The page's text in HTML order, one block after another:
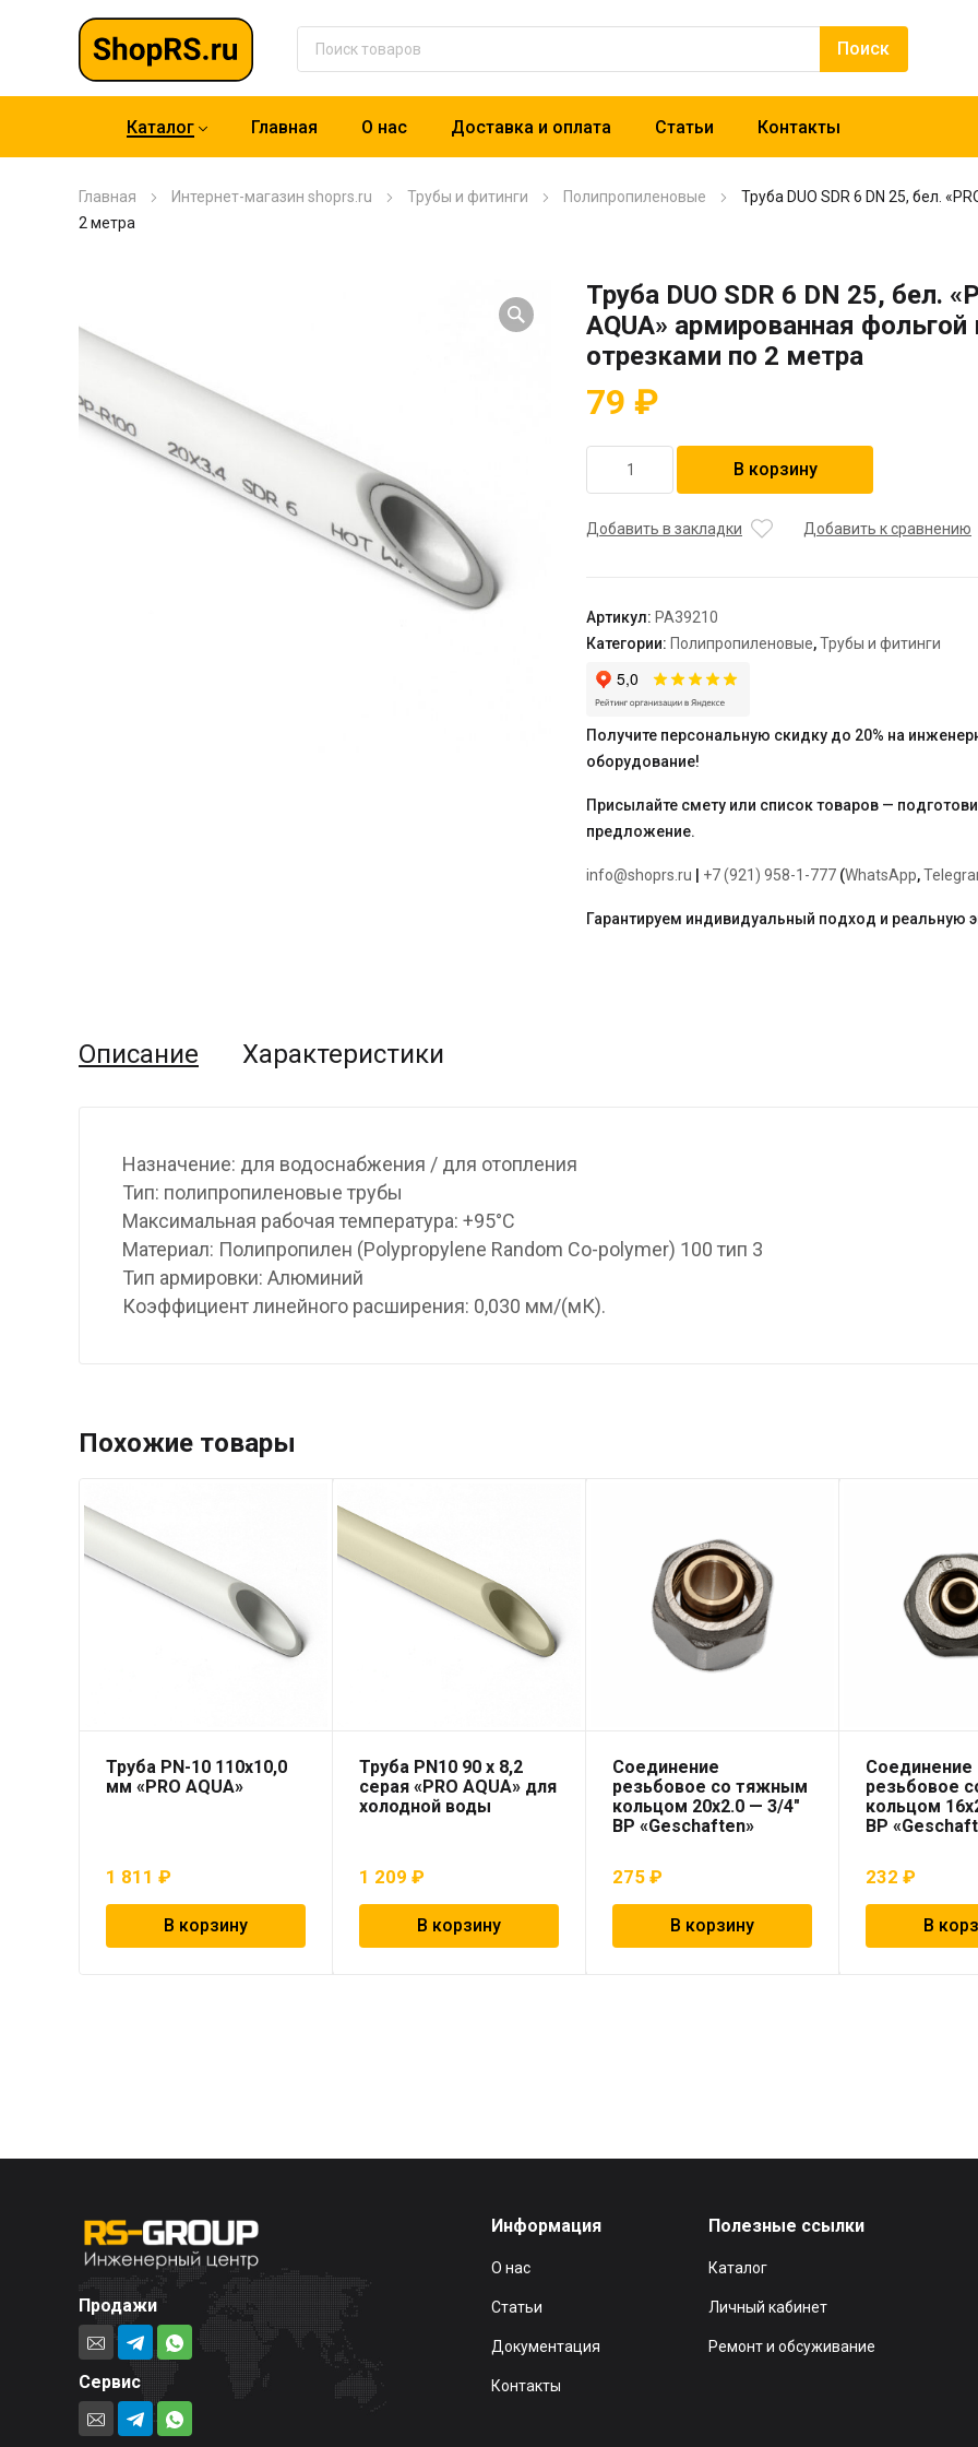
Каталог Главная О нас Доставка и оплата Статьи Контакты
Главная Интернет-магазин shoprs.ru Трубы и фитинги Полипропиленовые
Труба DUO SDR 6 DN 25, бел.
2 метра
Труба DUO SDR 6 DN 25, бел.
AQUA» армированная фольгой
отрезками по 2 метра
79 ₽
товара
DUO
25,
бел.
"PRO
AQUA"
фольгой
в
отрезками
по
2
метра
В корзину
Добавить в закладки Добавить к сравнению
Артикул: PA39210
Категории: Полипропиленовые,Трубы и фитинги
Получите персональную скидку до 20% на
оборудование!
Присылайте смету или список товаров —
предложение.
info@shoprs.ru +7 (921) 958-1-777 (WhatsApp,
Гарантируем индивидуальный подход и реальную
Описание Характеристики
Назначение: для водоснабжения / для отопления
Тип: полипропиленовые трубы
Максимальная рабочая температура: +95°С
Материал: Полипропилен (Polypropylene Random Co-polymer) 100 тип 3
Тип армировки: Алюминий
Коэффициент линейного расширения: 0,030 мм/(мК).
Похожие товары
Труба PN-10 110х10,0
мм «PRO AQUA»
1 811 ₽
В корзину
Труба PN10 90 x 8,2
серая «PRO AQUA» для
холодной воды
1 209₽
В корзину
Соединение
резьбовое со тяжным
кольцом 20х2.0 — 3/4″
ВР «Geschaften»
275₽
В корзину
Соединение
резьбовое
кольцом
ВР
232₽
В
Продажи
Сервис
Информация
О нас
Статьи
Документация
Контакты
Полезные ссылки
Каталог
Личный кабинет
Ремонт и обсуживание